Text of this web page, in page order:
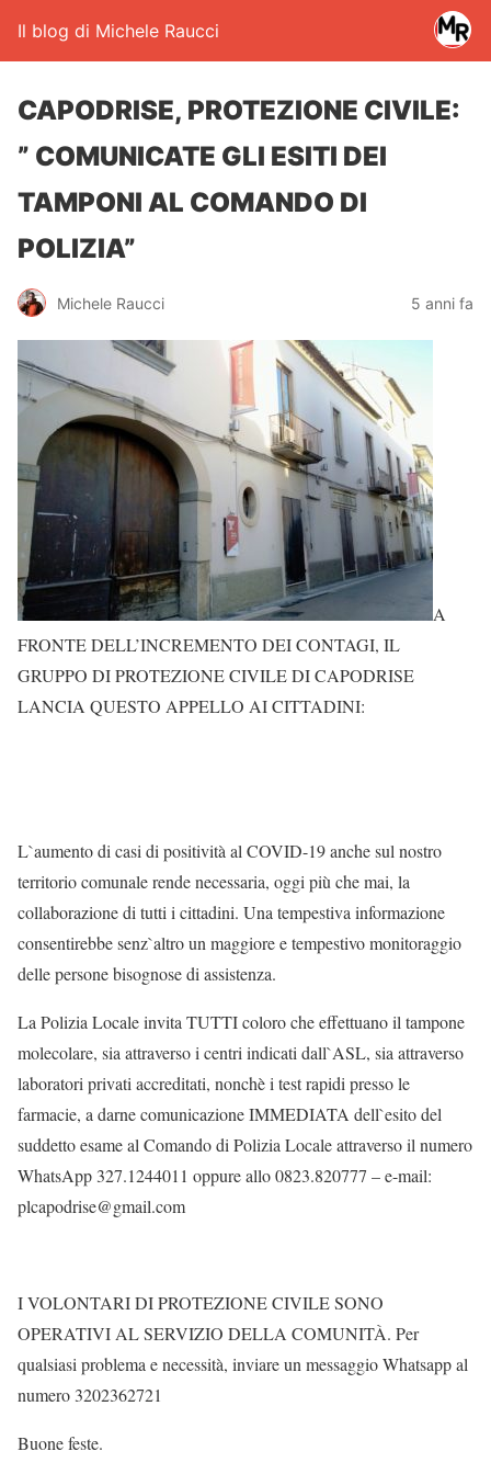
Il blog di Michele Raucci
CAPODRISE, PROTEZIONE CIVILE:
” COMUNICATE GLI ESITI DEI
TAMPONI AL COMANDO DI
POLIZIA”
Michele Raucci 5 anni fa
A
FRONTE DELL’INCREMENTO DEI CONTAGI, IL
GRUPPO DI PROTEZIONE CIVILE DI CAPODRISE
LANCIA QUESTO APPELLO AI CITTADINI:
L`aumento di casi di positività al COVID-19 anche sul nostro
territorio comunale rende necessaria, oggi più che mai, la
collaborazione di tutti i cittadini. Una tempestiva informazione
consentirebbe senz`altro un maggiore e tempestivo monitoraggio
delle persone bisognose di assistenza.
La Polizia Locale invita TUTTI coloro che effettuano il tampone
molecolare, sia attraverso i centri indicati dall`ASL, sia attraverso
laboratori privati accreditati, nonchè i test rapidi presso le
farmacie, a darne comunicazione IMMEDIATA dell`esito del
suddetto esame al Comando di Polizia Locale attraverso il numero
WhatsApp 327.1244011 oppure allo 0823.820777 – e-mail:
plcapodrise@gmail.com
I VOLONTARI DI PROTEZIONE CIVILE SONO
OPERATIVI AL SERVIZIO DELLA COMUNITÀ. Per
qualsiasi problema e necessità, inviare un messaggio Whatsapp al
numero 3202362721
Buone feste.